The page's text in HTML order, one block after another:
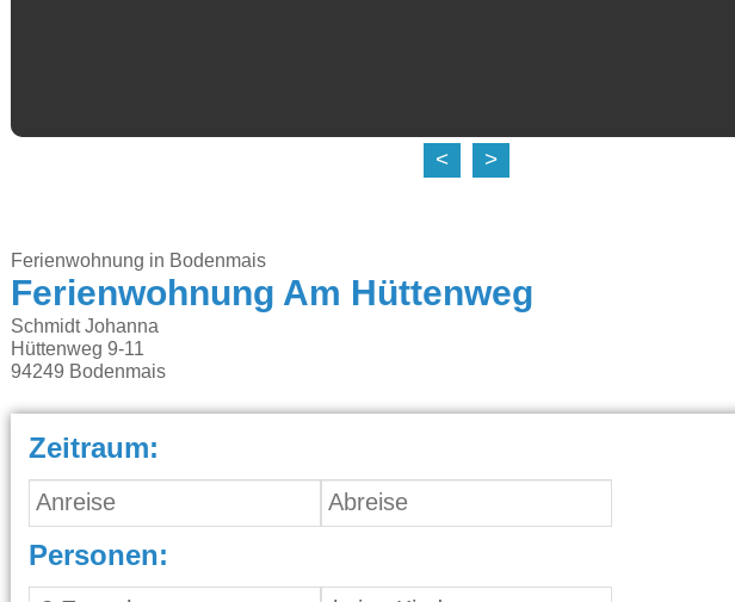
< >
Ferienwohnung in Bodenmais
Ferienwohnung Am Hüttenweg
Schmidt Johanna
Hüttenweg 9-11
94249 Bodenmais
Zeitraum:
Personen: